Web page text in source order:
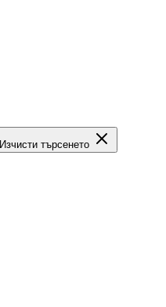
Изчисти търсенето